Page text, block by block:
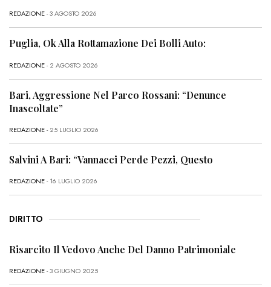
REDAZIONE- 3 AGOSTO 2026
Puglia, Ok Alla Rottamazione Dei Bolli Auto:
REDAZIONE- 2 AGOSTO 2026
Bari, Aggressione Nel Parco Rossani: “Denunce
Inascoltate”
REDAZIONE- 25 LUGLIO 2026
Salvini A Bari: “Vannacci Perde Pezzi, Questo
REDAZIONE- 16 LUGLIO 2026
DIRITTO
Risarcito Il Vedovo Anche Del Danno Patrimoniale
REDAZIONE- 3 GIUGNO 2025